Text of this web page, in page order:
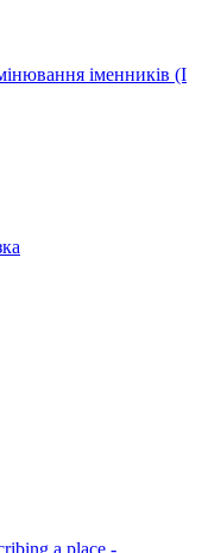
іменників (І
a place -